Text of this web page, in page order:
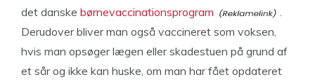
det danske børnevaccinationsprogram
.
Derudover bliver man også vaccineret som voksen,
hvis man opsøger lægen eller skadestuen på grund af
et sår og ikke kan huske, om man har fået opdateret